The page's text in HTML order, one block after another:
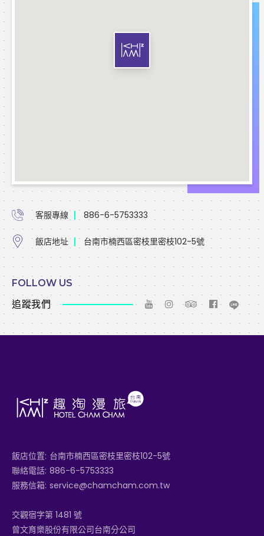
客服專線 886-6-5753333
飯店地址 台南市楠西區密枝里密枝102-5號
FOLLOW US
追蹤我們
飯店位置: 台南市楠西區密枝里密枝102-5號
聯絡電話: 886-6-5753333
服務信箱: service@chamcham.com.tw
交觀宿字第 1481 號
曾文育樂股份有限公司台南分公司